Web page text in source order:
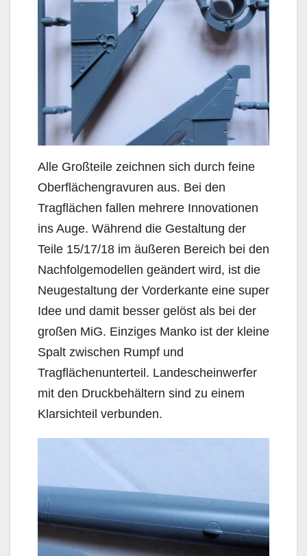
Alle Großteile zeichnen sich durch feine
Oberflächengravuren aus. Bei den
Tragflächen fallen mehrere Innovationen
ins Auge. Während die Gestaltung der
Teile 15/17/18 im äußeren Bereich bei den
Nachfolgemodellen geändert wird, ist die
Neugestaltung der Vorderkante eine super
Idee und damit besser gelöst als bei der
großen MiG. Einziges Manko ist der kleine
Spalt zwischen Rumpf und
Tragflächenunterteil. Landescheinwerfer
mit den Druckbehältern sind zu einem
Klarsichteil verbunden.